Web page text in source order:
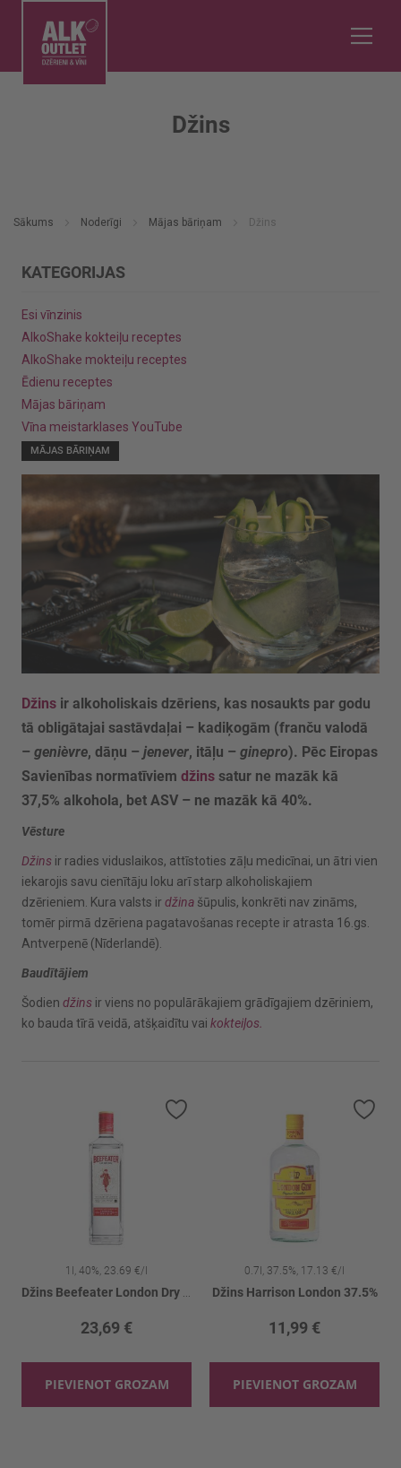
Sākums Noderīgi Mājas bāriņam Džins
KATEGORIJAS
Esi vīnzinis
AlkoShake kokteiļu receptes
AlkoShake mokteiļu receptes
Ēdienu receptes
Mājas bāriņam
Vīna meistarklases YouTube
Džins
MĀJAS BĀRIŅAM
Džins ir alkoholiskais dzēriens, kas nosaukts par godu
tā obligātajai sastāvdaļai – kadiķogām (franču valodā
– genièvre, dāņu – jenever, itāļu – ginepro). Pēc Eiropas
Savienības normatīviem džins satur ne mazāk kā
37,5% alkohola, bet ASV – ne mazāk kā 40%.
Vēsture
Džins ir radies viduslaikos, attīstoties zāļu medicīnai, un ātri vien
iekarojis savu cienītāju loku arī starp alkoholiskajiem
dzērieniem. Kura valsts ir džina šūpulis, konkrēti nav zināms,
tomēr pirmā dzēriena pagatavošanas recepte ir atrasta 16.gs.
Antverpenē (Nīderlandē).
Baudītājiem
Šodien džins ir viens no populārākajiem grādīgajiem dzēriniem,
ko bauda tīrā veidā, atšķaidītu vai kokteiļos.
1l, 40%, 23.69 €/l
23,69 €
PIEVIENOT GROZAM
0.7l, 37.5%, 17.13 €/l
Džins Harrison London 37.5%
11,99 €
PIEVIENOT GROZAM